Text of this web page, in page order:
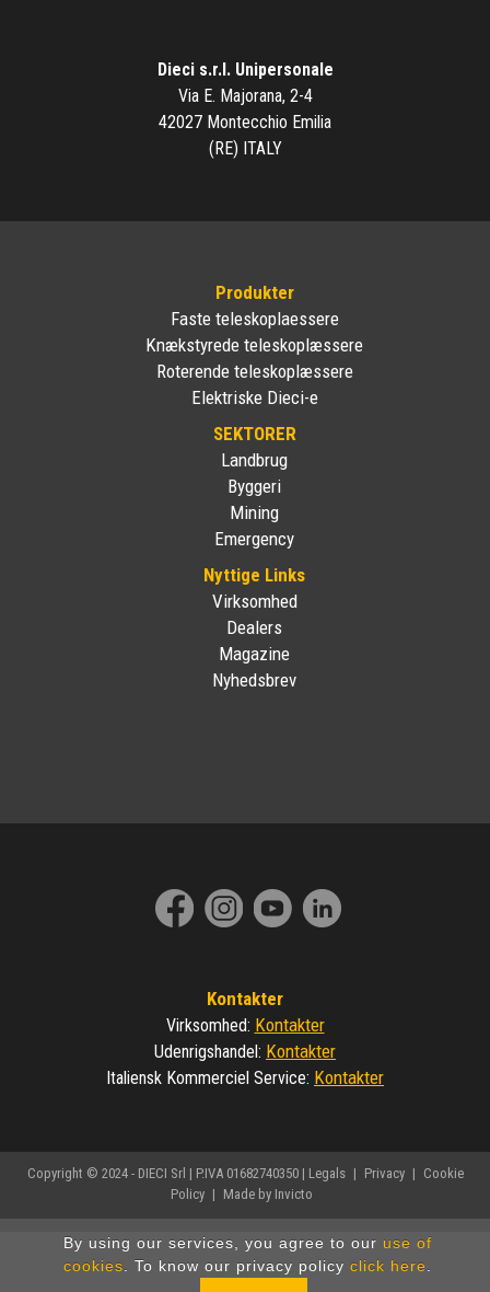
By using our services, you agree to our use of
cookies. To know our privacy policy click here.
Dieci s.r.l. Unipersonale
Via E. Majorana, 2-4
42027 Montecchio Emilia
(RE) ITALY
Produkter
Faste teleskoplaessere
Knækstyrede teleskoplæssere
Roterende teleskoplæssere
Elektriske Dieci-e
SEKTORER
Landbrug
Byggeri
Mining
Emergency
Nyttige Links
Virksomhed
Dealers
Magazine
Nyhedsbrev
Kontakter
Virksomhed: Kontakter
Udenrigshandel : Kontakter
Italiensk Kommerciel Service: Kontakter
Copyright © 2024 - DIECI Srl | P.IVA 01682740350 | Legals | Privacy | Cookie
Policy | Made by Invicto